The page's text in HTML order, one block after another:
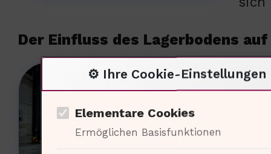
Der Einfluss des Lagerbodens
%
⚙️ Ihre Cookie-Einstellungen
Elementare Cookies
Ermöglichen Basisfunktionen